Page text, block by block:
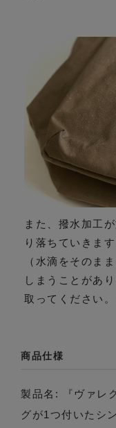
また、撥水加工
り落ちていきます
（水滴をそのま
しまうことがあ
取ってください。
商品仕様
製品名: 『ヴァレ
グが1つ付いたシ